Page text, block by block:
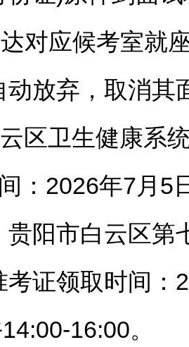
对应候考室就
动放弃，取消其
区卫生健康系
2026年7月5
贵阳市白云区第
领取时间：
16:00。